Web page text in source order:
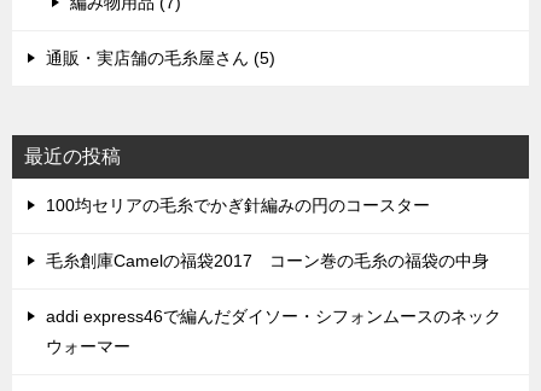
通販・実店舗の毛糸屋さん (5)
最近の投稿
100均セリアの毛糸でかぎ針編みの円のコースター
毛糸創庫Camelの福袋2017 コーン巻の毛糸の福袋の中身
addi express46で編んだダイソー・シフォンムースのネック
ウォーマー